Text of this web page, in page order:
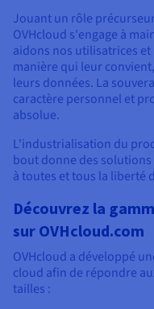
Jouant un rôle
OVHcloud s'engage à
aidons nos utilisatrices
manière qui leur
leurs données. La
caractère personnel et
absolue.
L'industrialisation du
bout donne des
à toutes et tous la liberté
Découvrez la
sur OVHcloud.com
OVHcloud a développé
cloud afin de répondre
tailles :